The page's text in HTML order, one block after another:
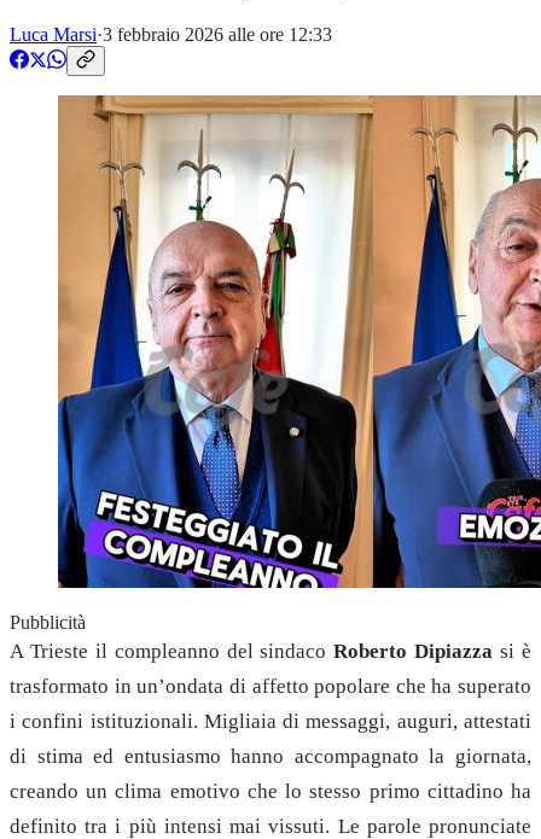
Luca Marsi·3 febbraio 2026 alle ore 12:33
Pubblicità
A Trieste il compleanno del sindacoRoberto Dipiazza si è
trasformato in un’ondata di affetto popolare che ha superato
i confini istituzionali. Migliaia di messaggi, auguri, attestati
di stima ed entusiasmo hanno accompagnato la giornata,
creando un clima emotivo che lo stesso primo cittadino ha
definito tra i più intensi mai vissuti. Le parole pronunciate